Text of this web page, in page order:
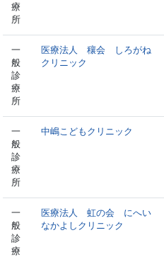
療
所
一
般
診
療
所
医療法人 穰会 しろがね
クリニック
一
般
診
療
所
中嶋こどもクリニック
一
般
診
療
医療法人 虹の会 にへい
なかよしクリニック